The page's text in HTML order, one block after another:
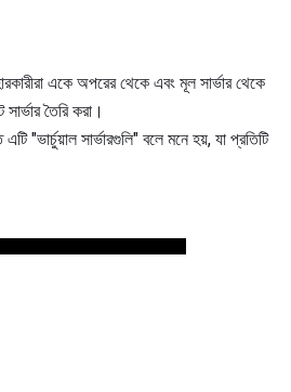
একে অপরের থেকে এবং মূল সার্ভার থেকে
তৈরি করা।
"ভার্চুয়াল সার্ভারগুলি" বলে মনে হয়, যা প্রতিটি